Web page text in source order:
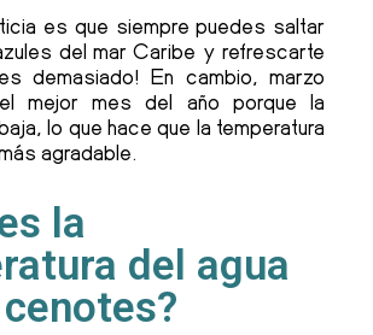
es que siempre puedes saltar
del mar Caribe y refrescarte
demasiado! En cambio, marzo
mejor mes del año porque la
lo que hace que la temperatura
agradable.
la
del agua